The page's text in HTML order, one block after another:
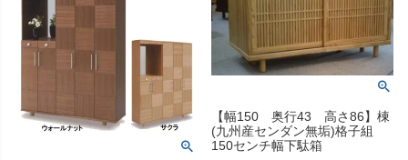
【幅150 奥行43 高さ86】棟
(九州産センダン無垢)格子組
150センチ幅下駄箱